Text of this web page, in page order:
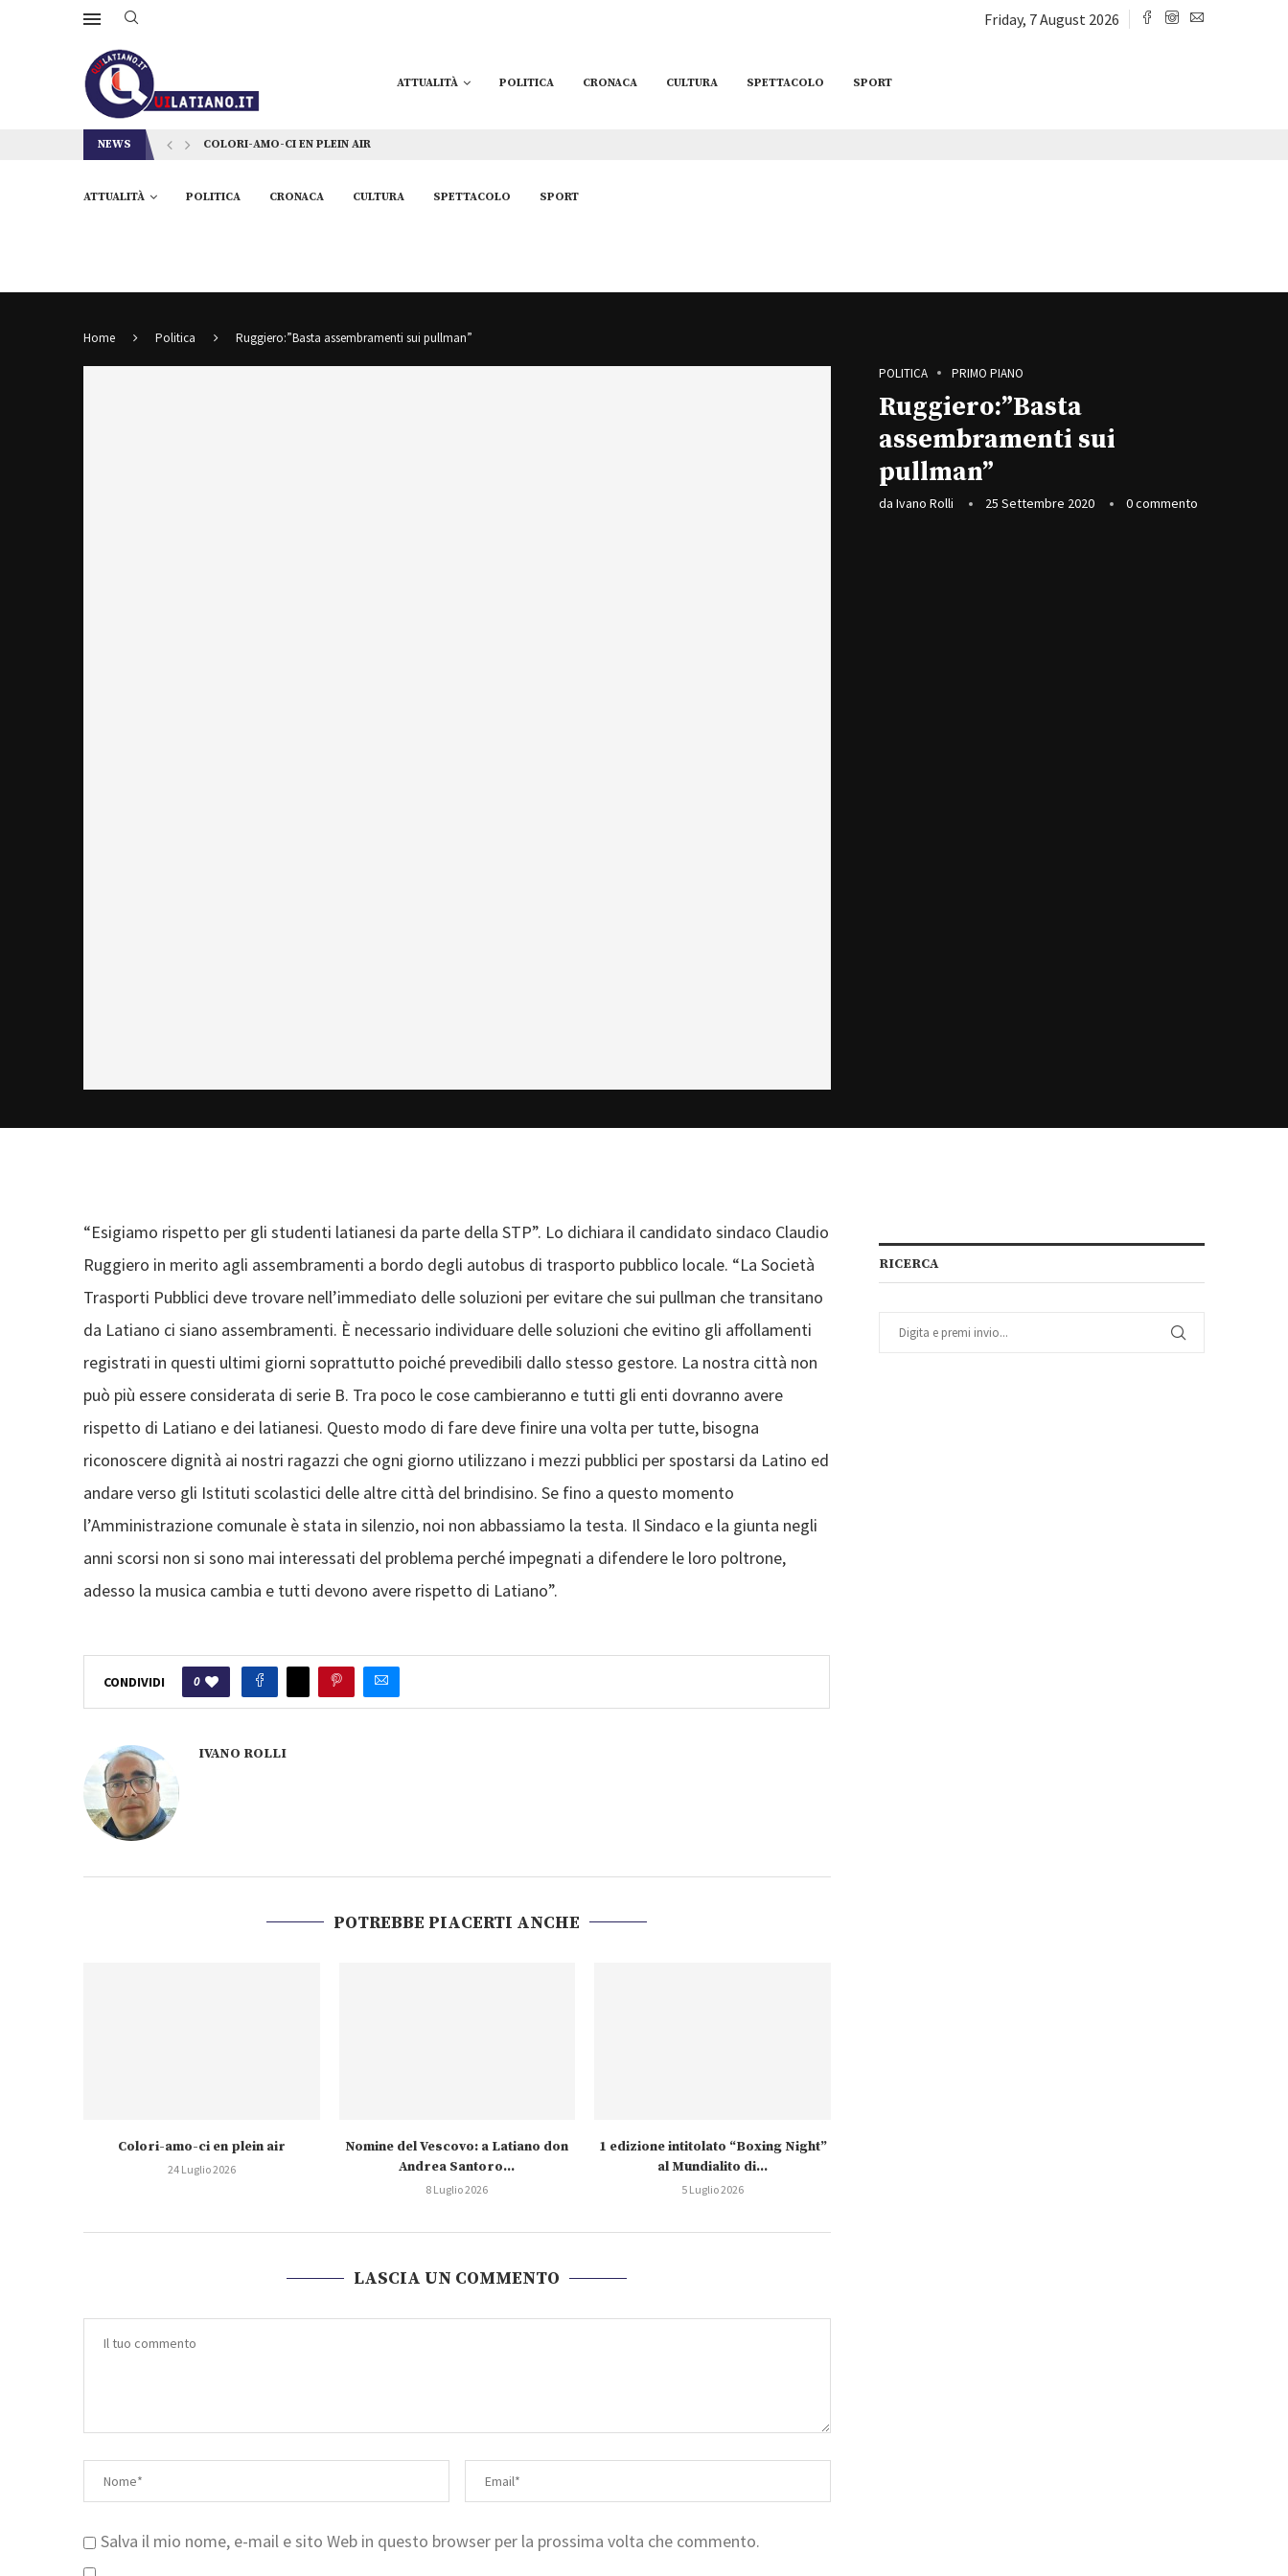
Friday, 7 August 2026
ATTUALITÀ POLITICA CRONACA CULTURA SPETTACOLO SPORT
NEWS COLORI-AMO-CI EN PLEIN AIR
ATTUALITÀ POLITICA CRONACA CULTURA SPETTACOLO SPORT
Home Politica Ruggiero:”Basta assembramenti sui pullman”
POLITICA PRIMO PIANO
Ruggiero:”Basta
assembramenti sui
pullman”
da Ivano Rolli 25 Settembre 2020 0 commento
“Esigiamo rispetto per gli studenti latianesi da parte della STP”. Lo dichiara il candidato sindaco Claudio
Ruggiero in merito agli assembramenti a bordo degli autobus di trasporto pubblico locale. “La Società
Trasporti Pubblici deve trovare nell’immediato delle soluzioni per evitare che sui pullman che transitano
da Latiano ci siano assembramenti. È necessario individuare delle soluzioni che evitino gli affollamenti
registrati in questi ultimi giorni soprattutto poiché prevedibili dallo stesso gestore. La nostra città non
può più essere considerata di serie B. Tra poco le cose cambieranno e tutti gli enti dovranno avere
rispetto di Latiano e dei latianesi. Questo modo di fare deve finire una volta per tutte, bisogna
riconoscere dignità ai nostri ragazzi che ogni giorno utilizzano i mezzi pubblici per spostarsi da Latino ed
andare verso gli Istituti scolastici delle altre città del brindisino. Se fino a questo momento
l’Amministrazione comunale è stata in silenzio, noi non abbassiamo la testa. Il Sindaco e la giunta negli
anni scorsi non si sono mai interessati del problema perché impegnati a difendere le loro poltrone,
adesso la musica cambia e tutti devono avere rispetto di Latiano”.
CONDIVIDI 0
IVANO ROLLI
POTREBBE PIACERTI ANCHE
Colori-amo-ci en plein air
24 Luglio 2026
Nomine del Vescovo: a Latiano don
Andrea Santoro...
8 Luglio 2026
1 edizione intitolato “Boxing Night”
al Mundialito di...
5 Luglio 2026
LASCIA UN COMMENTO
Salva il mio nome, e-mail e sito Web in questo browser per la prossima volta che commento.
RICERCA